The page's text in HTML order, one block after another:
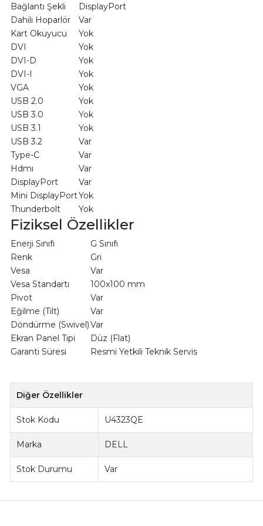
Bağlantı Şekli
DisplayPort
Dahili Hoparlör
Var
Kart Okuyucu
Yok
DVI
Yok
DVI-D
Yok
DVI-I
Yok
VGA
Yok
USB 2.0
Yok
USB 3.0
Yok
USB 3.1
Yok
USB 3.2
Var
Type-C
Var
Hdmı
Var
DisplayPort
Var
Mini DisplayPortYok
Thunderbolt
Yok
Fiziksel Özellikler
Enerji Sınıfı
G Sınıfı
Renk
Gri
Vesa
Var
Vesa Standartı
100x100 mm
Pivot
Var
Eğilme (Tilt)
Var
Döndürme (Swivel)Var
Ekran Panel Tipi
Düz (Flat)
Garanti Süresi
Resmi Yetkili Teknik Servis
Diğer Özellikler
Stok Kodu U4323QE
Marka DELL
Stok Durumu Var